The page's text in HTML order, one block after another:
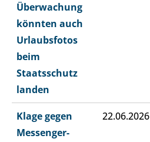
Überwachung
könnten auch
Urlaubsfotos
beim
Staatsschutz
landen
Klage gegen
Messenger-
22.06.2026